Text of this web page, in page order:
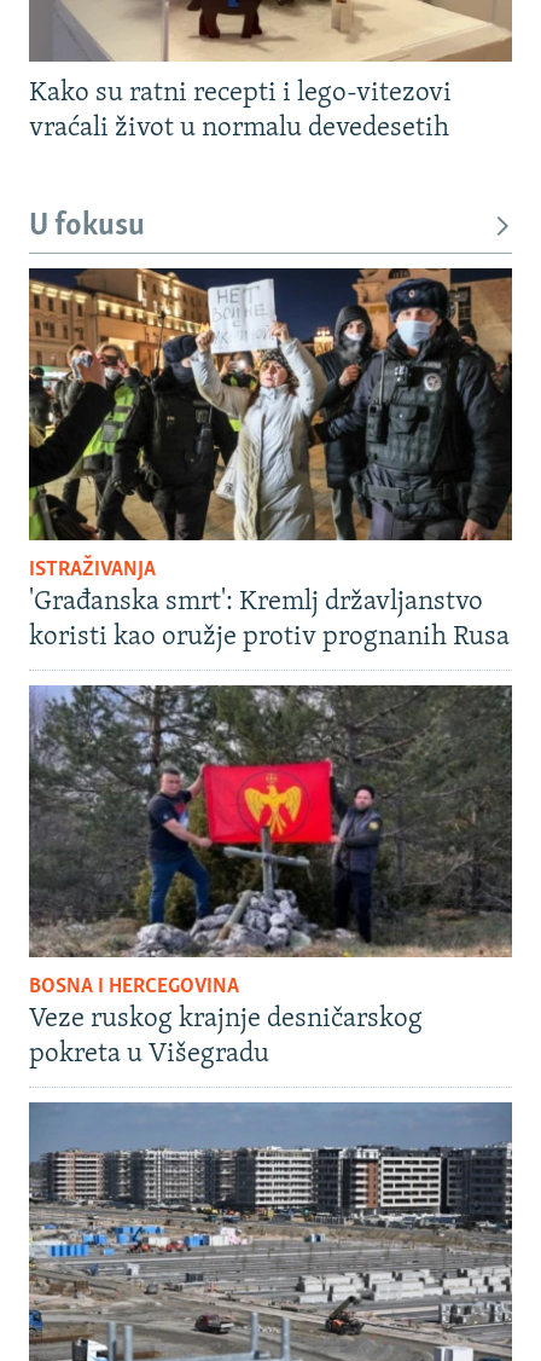
Kako su ratni recepti i lego-vitezovi
vraćali život u normalu devedesetih
U fokusu
ISTRAŽIVANJA
'Građanska smrt': Kremlj državljanstvo
koristi kao oružje protiv prognanih Rusa
BOSNA I HERCEGOVINA
Veze ruskog krajnje desničarskog
pokreta u Višegradu